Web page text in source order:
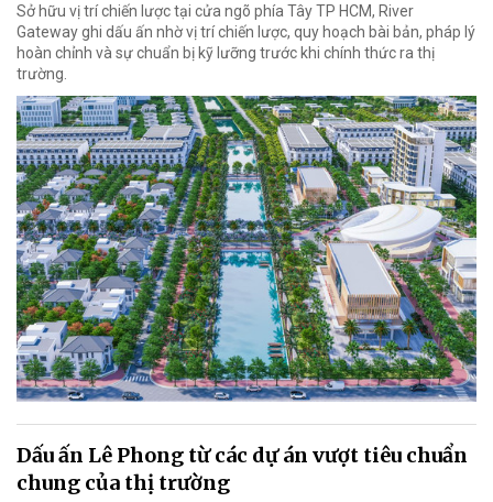
Sở hữu vị trí chiến lược tại cửa ngõ phía Tây TP HCM, River
Gateway ghi dấu ấn nhờ vị trí chiến lược, quy hoạch bài bản, pháp lý
hoàn chỉnh và sự chuẩn bị kỹ lưỡng trước khi chính thức ra thị
trường.
Dấu ấn Lê Phong từ các dự án vượt tiêu chuẩn
chung của thị trường